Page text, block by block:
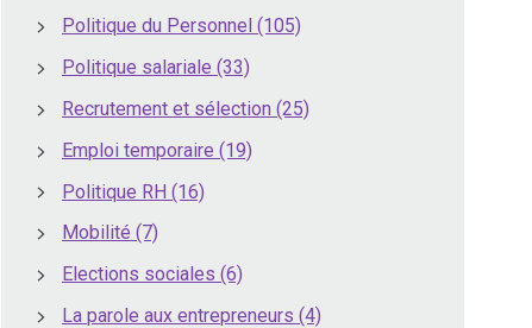
Politique du Personnel(105)
Politique salariale(33)
Recrutement et sélection(25)
Emploi temporaire(19)
Politique RH(16)
Mobilité(7)
Elections sociales(6)
La parole aux entrepreneurs(4)